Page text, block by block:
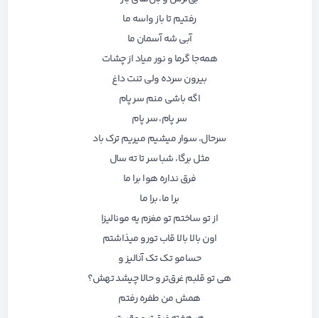
رفتیم تا باز واسه ما
آبی شه آسمان ما
همه‌جا گرما و نور میاد از چشات
بیرون سرده ولی تنت داغ
اگه باشی منم سر پام
سر پام، سر پام
سرحال، سوار میشیم میریم ترک باد
مثل برگا، شبا سر تا ته سال
فرق نداره هوا برا ما
برا ما، برا ما
از تو ساختم تو مغزم یه مونالیزا
اون بالا بالا قاب تورو میذاشتم
حسامو تک تک آنالیز و
هی تو قلبم غرق‌تر و حالا چیشد تهش؟
همش من طفره رفتم